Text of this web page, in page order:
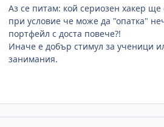
Аз се питам: кой сериозен хакер ще
при условие че може да "опатка"
портфейл с доста повече?!
Иначе е добър стимул за ученици
занимания.